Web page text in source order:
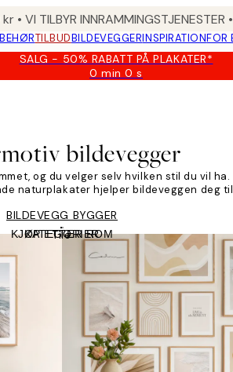
• VI TILBYR INNRAMMINGSTJENESTER
TILBUDBILDEVEGGERINSPIRATIONFOR
SALG - 50% RABATT PÅ PLAKATER*
0 min0 s
Gyldig
08-
09
bildevegger
og du velger selv hvilken stil du vil
naturplakater hjelper bildeveggen deg
BILDEVEGG BYGGER
KATEGORIER
Tile
KJØP ETTER ROM